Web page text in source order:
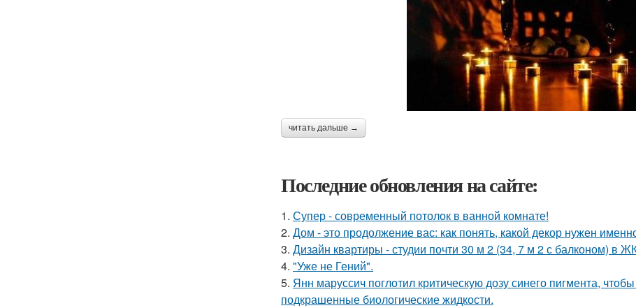
читать дальше →
Последние обновления на сайте:
1. Супер - современный потолок в ванной комнате!
2. Дом - это продолжение вас: как понять, какой декор нужен
3. Дизайн квартиры - студии почти 30 м 2 (34, 7 м 2 с балконом) в
4. "Уже не Гений".
5. Янн маруссич поглотил критическую дозу синего пигмента,
подкрашенные биологические жидкости.